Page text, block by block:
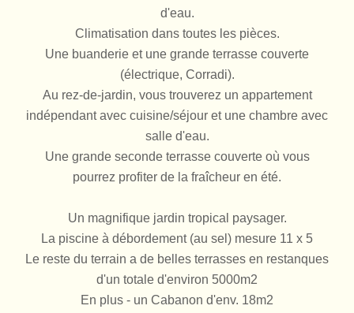
d'eau.
Climatisation dans toutes les pièces.
Une buanderie et une grande terrasse couverte
(électrique, Corradi).
Au rez-de-jardin, vous trouverez un appartement
indépendant avec cuisine/séjour et une chambre avec
salle d'eau.
Une grande seconde terrasse couverte où vous
pourrez profiter de la fraîcheur en été.
Un magnifique jardin tropical paysager.
La piscine à débordement (au sel) mesure 11 x 5
Le reste du terrain a de belles terrasses en restanques
d'un totale d'environ 5000m2
En plus - un Cabanon d'env. 18m2